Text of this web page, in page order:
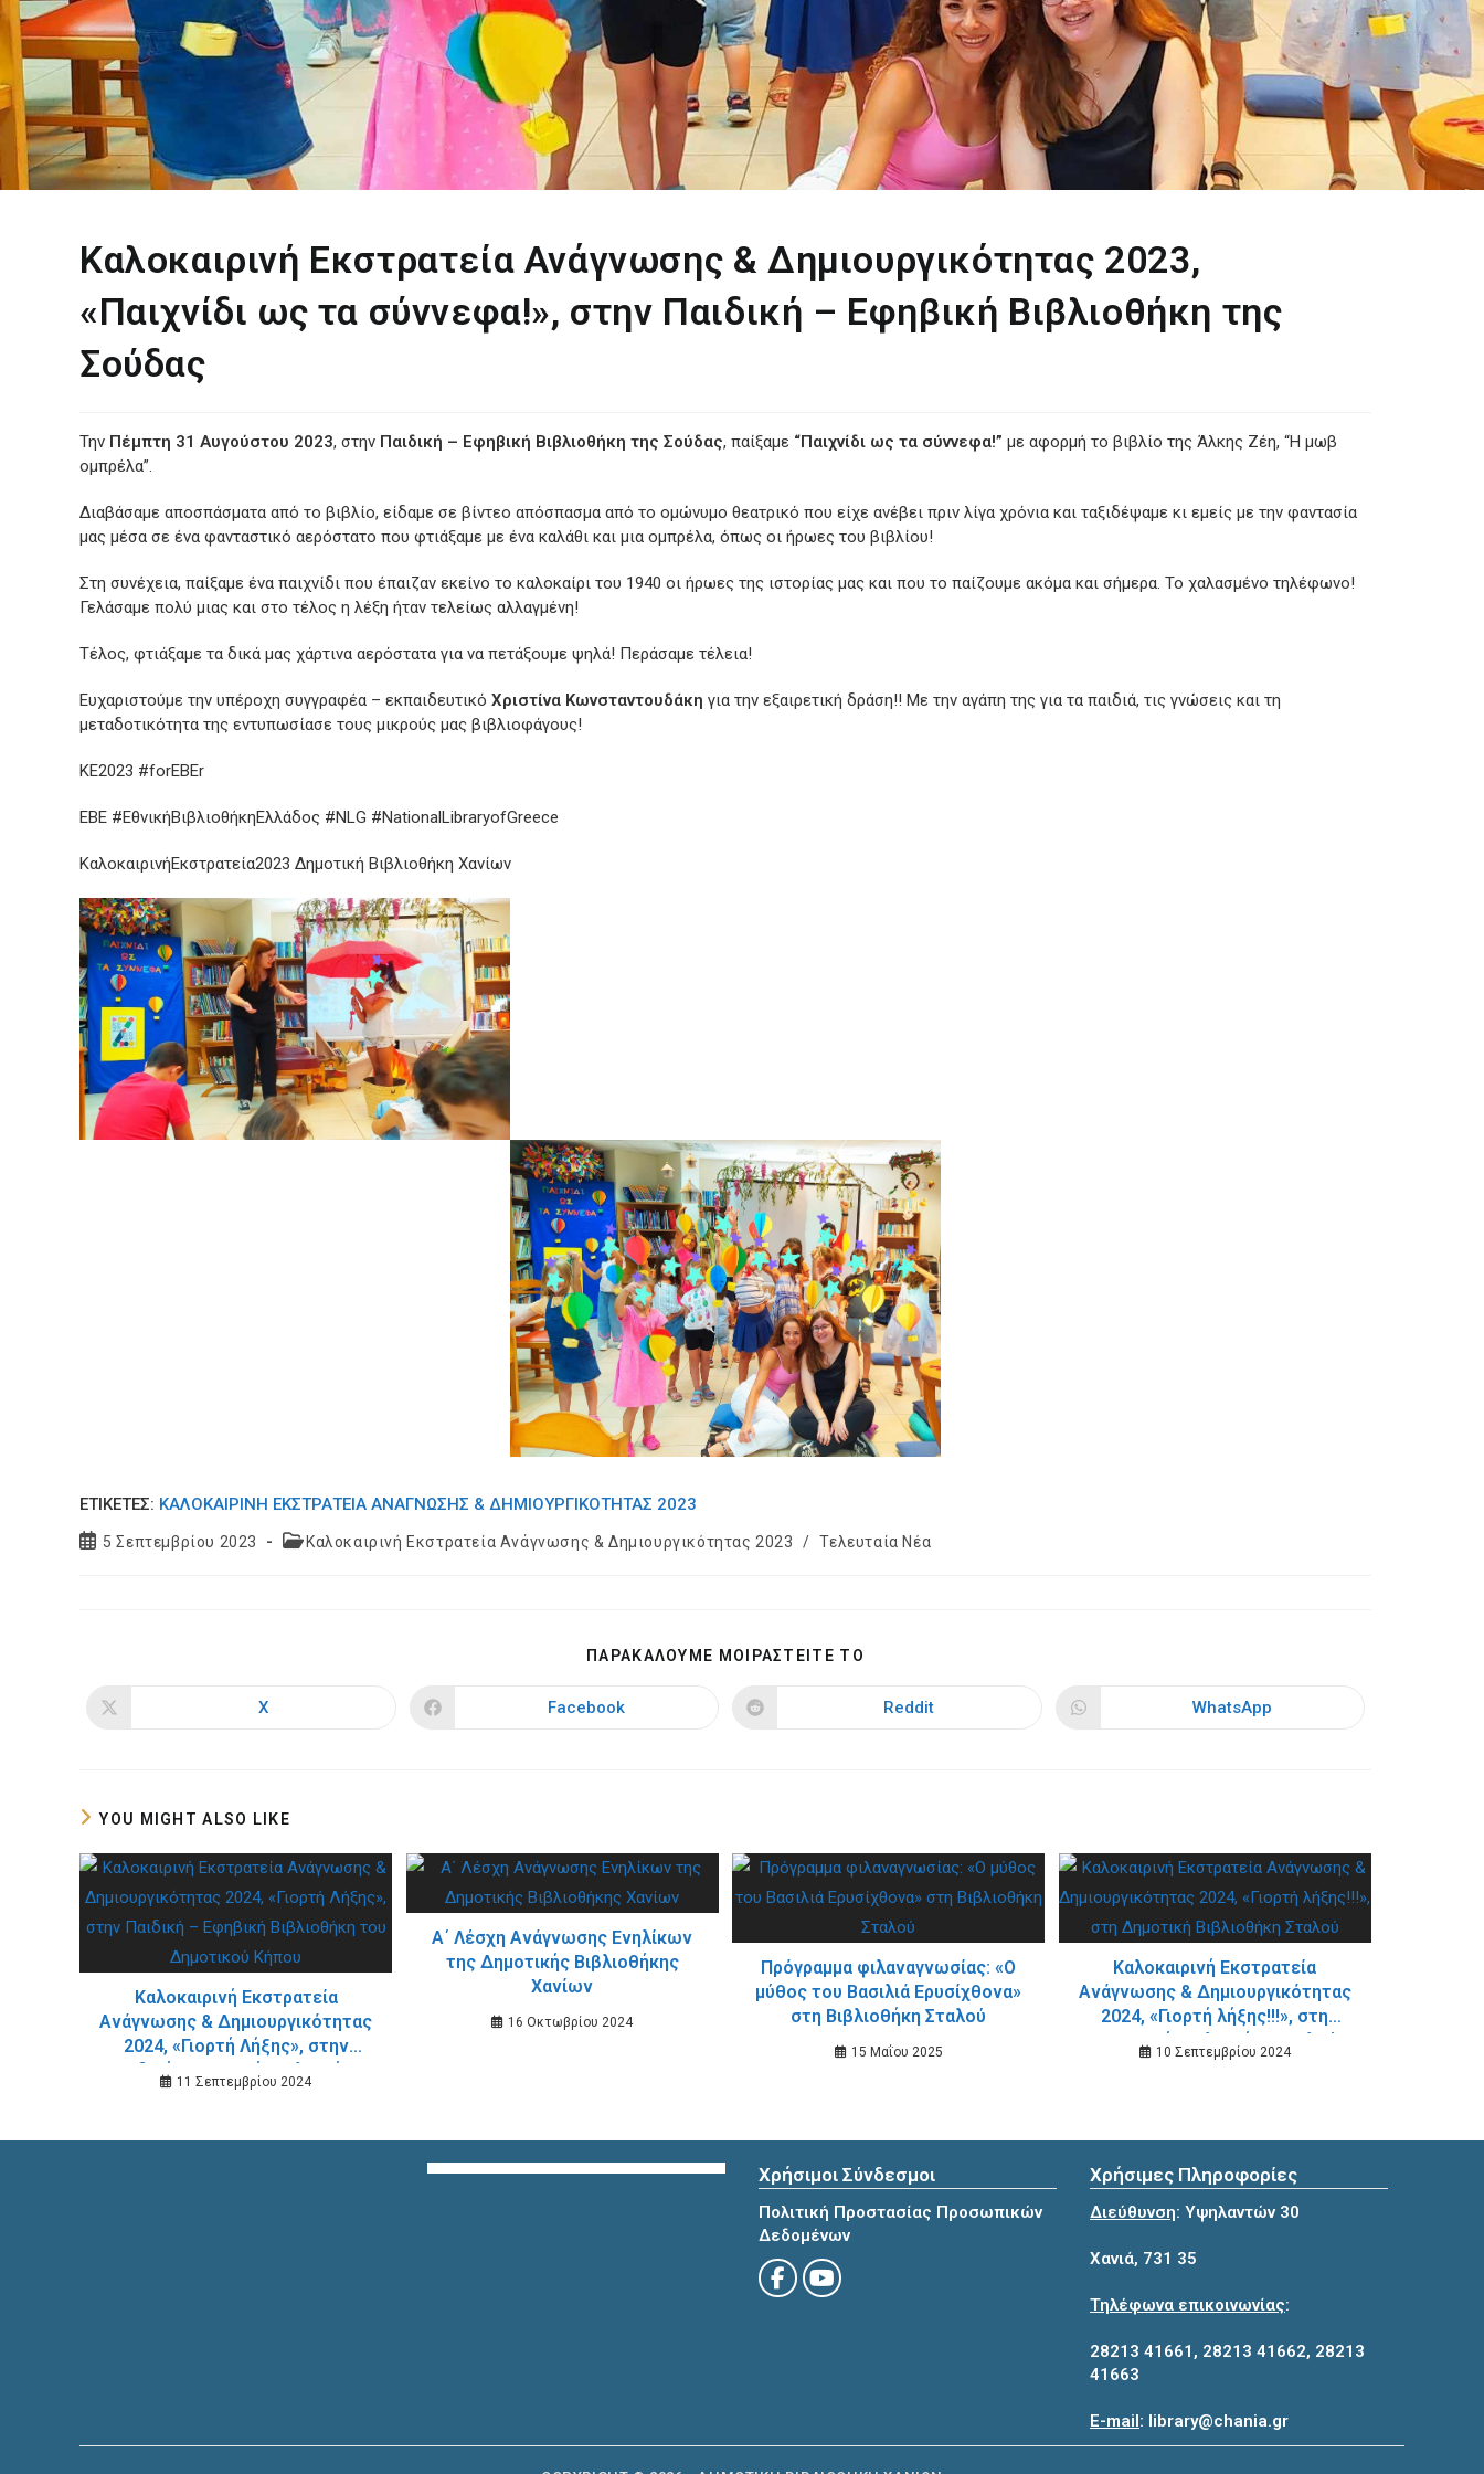
Καλοκαιρινή Εκστρατεία Ανάγνωσης & Δημιουργικότητας 2023,
«Παιχνίδι ως τα σύννεφα!», στην Παιδική – Εφηβική Βιβλιοθήκη της
Σούδας
Την Πέμπτη 31 Αυγούστου 2023, στην Παιδική – Εφηβική Βιβλιοθήκη της Σούδας, παίξαμε “Παιχνίδι ως τα σύννεφα!” με αφορμή το βιβλίο της Άλκης Ζέη, “Η μωβ
ομπρέλα”.
Διαβάσαμε αποσπάσματα από το βιβλίο, είδαμε σε βίντεο απόσπασμα από το ομώνυμο θεατρικό που είχε ανέβει πριν λίγα χρόνια και ταξιδέψαμε κι εμείς με την φαντασία
μας μέσα σε ένα φανταστικό αερόστατο που φτιάξαμε με ένα καλάθι και μια ομπρέλα, όπως οι ήρωες του βιβλίου!
Στη συνέχεια, παίξαμε ένα παιχνίδι που έπαιζαν εκείνο το καλοκαίρι του 1940 οι ήρωες της ιστορίας μας και που το παίζουμε ακόμα και σήμερα. Το χαλασμένο τηλέφωνο!
Γελάσαμε πολύ μιας και στο τέλος η λέξη ήταν τελείως αλλαγμένη!
Τέλος, φτιάξαμε τα δικά μας χάρτινα αερόστατα για να πετάξουμε ψηλά! Περάσαμε τέλεια!
Ευχαριστούμε την υπέροχη συγγραφέα – εκπαιδευτικό Χριστίνα Κωνσταντουδάκη για την εξαιρετική δράση!! Με την αγάπη της για τα παιδιά, τις γνώσεις και τη
μεταδοτικότητα της εντυπωσίασε τους μικρούς μας βιβλιοφάγους!
ΚΕ2023 #forEBEr
EBE #ΕθνικήΒιβλιοθήκηΕλλάδος #NLG #NationalLibraryofGreece
ΚαλοκαιρινήΕκστρατεία2023 Δημοτική Βιβλιοθήκη Χανίων
ΕΤΙΚΕΤΈΣ: ΚΑΛΟΚΑΙΡΙΝΉ ΕΚΣΤΡΑΤΕΊΑ ΑΝΆΓΝΩΣΗΣ & ΔΗΜΙΟΥΡΓΙΚΌΤΗΤΑΣ 2023
Post5 Σεπτεμβρίου 2023
PostΚαλοκαιρινή Εκστρατεία Ανάγνωσης & Δημιουργικότητας 2023 / Τελευταία Νέα
ΠΑΡΑΚΑΛΟΥΜΕ ΜΟΙΡΑΣΤΕΙΤΕ ΤΟ
CONTENT
Opens
X
Opens
Facebook
Opens
Reddit
Opens
WhatsApp
YOU MIGHT ALSO LIKE
Καλοκαιρινή Εκστρατεία
Ανάγνωσης & Δημιουργικότητας
2024, «Γιορτή Λήξης», στην
Παιδική – Εφηβική Βιβλιοθήκη
του Δημοτικού Κήπου
11 Σεπτεμβρίου 2024
Α΄ Λέσχη Ανάγνωσης Ενηλίκων
της Δημοτικής Βιβλιοθήκης
Χανίων
16 Οκτωβρίου 2024
Πρόγραμμα φιλαναγνωσίας: «Ο
μύθος του Βασιλιά Ερυσίχθονα»
στη Βιβλιοθήκη Σταλού
15 Μαΐου 2025
Καλοκαιρινή Εκστρατεία
Ανάγνωσης & Δημιουργικότητας
2024, «Γιορτή λήξης!!!», στη
Δημοτική Βιβλιοθήκη Σταλού
10 Σεπτεμβρίου 2024
Χρήσιμοι Σύνδεσμοι
Πολιτική Προστασίας Προσωπικών
Δεδομένων
Χρήσιμες Πληροφορίες
Διεύθυνση: Υψηλαντών 30
Χανιά, 731 35
Τηλέφωνα επικοινωνίας:
28213 41661 , 28213 41662, 28213
41663
E-mail: library@chania.gr